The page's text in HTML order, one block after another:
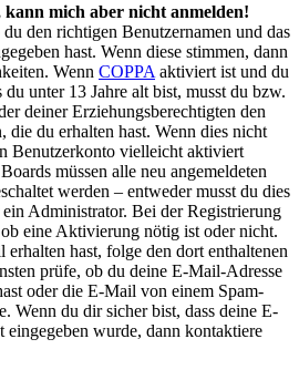
mich aber nicht anmelden!
den richtigen Benutzernamen und das
hast. Wenn diese stimmen, dann
Wenn COPPA aktiviert ist und du
du unter 13 Jahre alt bist, musst du bzw.
deiner Erziehungsberechtigten den
die du erhalten hast. Wenn dies nicht
Benutzerkonto vielleicht aktiviert
müssen alle neu angemeldeten
werden – entweder musst du dies
ein Administrator. Bei der Registrierung
eine Aktivierung nötig ist oder nicht.
hast, folge den dort enthaltenen
prüfe, ob du deine E-Mail-Adresse
oder die E-Mail von einem Spam-
Wenn du dir sicher bist, dass deine E-
wurde, dann kontaktiere